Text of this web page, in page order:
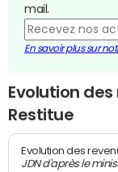
mail.
En savoir plus sur
Evolution
Restitue
Evolution des
JDN d'après le